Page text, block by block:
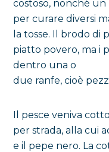
costoso, nonché
per curare diversi
la tosse. Il brodo
piatto povero, ma i
dentro una o
due ranfe, cioè
Il pesce veniva
per strada, alla cui
e il pepe nero. La